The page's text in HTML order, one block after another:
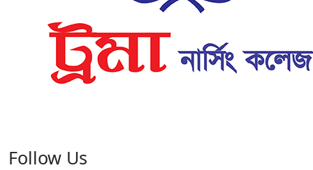
Follow Us